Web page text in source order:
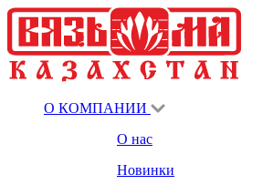
О КОМПАНИИ
О нас
Новинки